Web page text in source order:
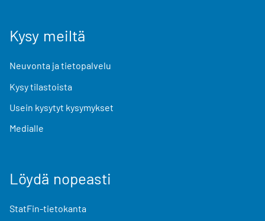
Kysy meiltä
Neuvonta ja tietopalvelu
Kysy tilastoista
Usein kysytyt kysymykset
Medialle
Löydä nopeasti
StatFin-tietokanta